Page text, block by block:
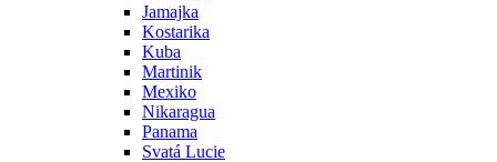
Jamajka
Kostarika
Kuba
Martinik
Mexiko
Nikaragua
Panama
Svatá Lucie